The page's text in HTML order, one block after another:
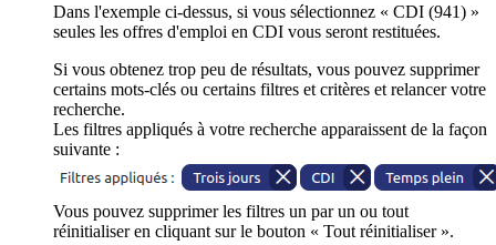
Dans l'exemple ci-dessus, si vous sélectionnez « CDI (941) »
seules les offres d'emploi en CDI vous seront restituées.
Si vous obtenez trop peu de résultats, vous pouvez supprimer
certains mots-clés ou certains filtres et critères et relancer votre
recherche.
Les filtres appliqués à votre recherche apparaissent de la façon
suivante :
Vous pouvez supprimer les filtres un par un ou tout
réinitialiser en cliquant sur le bouton « Tout réinitialiser ».